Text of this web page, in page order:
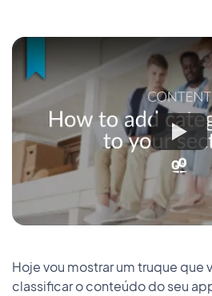
Hoje vou mostrar um truque que
classificar o conteúdo do seu